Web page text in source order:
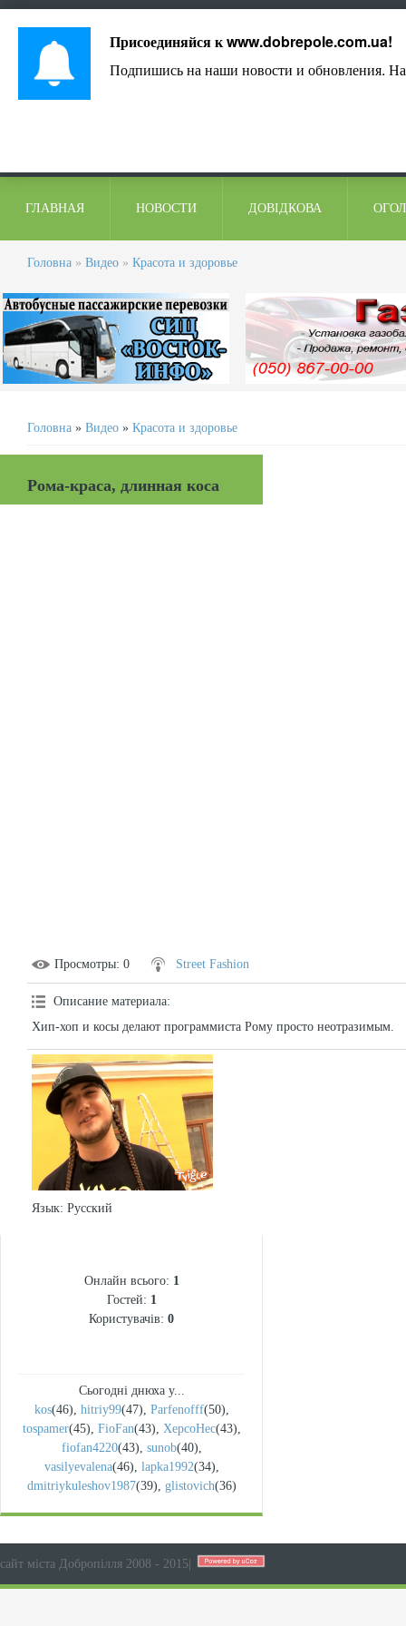
ГЛАВНАЯ НОВОСТИ ДОВІДКОВА
Головна » Видео » Красота и здоровье
Головна » Видео » Красота и здоровье
Рома-краса, длинная коса
Просмотры: 0 Street Fashion
Описание материала:
Хип-хоп и косы делают программиста Рому просто неотразимым.
Язык: Русский
Онлайн всього: 1
Гостей: 1
Користувачів: 0
Сьогодні днюха у...
kos(46), hitriy99(47), Parfenofff(50),
tospamer(45), FioFan(43), XepcoHec(43),
fiofan4220(43), sunob(40),
vasilyevalena(46), lapka1992(34),
dmitriykuleshov1987(39), glistovich(36)
сайт міста Добропілля 2008 - 2015
Присоединяйся кwww.dobrepole.com.ua!
Подпишись на наши новости и обновления.